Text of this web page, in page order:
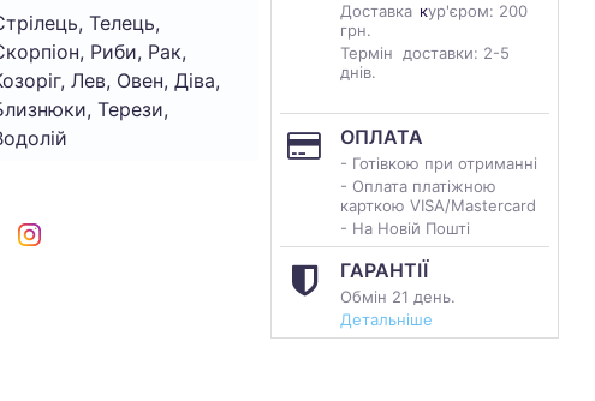
Телець,
Риби, Рак,
Лев, Овен, Діва,
Терези,
Доставка кур'єром: 200
грн.
Термін доставки: 2-5
днів.
ОПЛАТА
- Готівкою при отриманні
- Оплата платіжною
карткою VISA/Mastercard
- На Новій Пошті
ГАРАНТІЇ
Обмін 21 день.
Детальніше